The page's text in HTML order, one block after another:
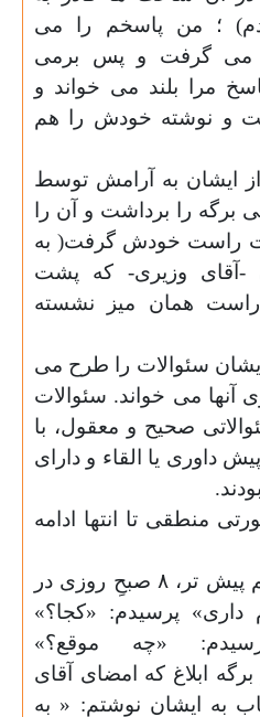
؛ من پاسخم را می
می گرفت و پس برمی
مرا بلند می خواند و
و نوشته خودش را هم
ایشان به آرامش توسط
برگه را برداشت و آن را
راست خودش گرفت( به
-آقای وزیری- که پشت
همان میز نشسته
ایشان سئوالات را طرح می
می خواند. سئوالات
صحیح و معقول، با
داوری یا القاء و دارای
منطقی تا انتها ادامه
شاید حدود یک ماه و نیم پیش تر، ۸ صبحِ روزی در
داری» پرسیدم: «کجا؟»
«چه موقع؟»
ابلاغ که امضای آقای
به ایشان نوشتم: « به